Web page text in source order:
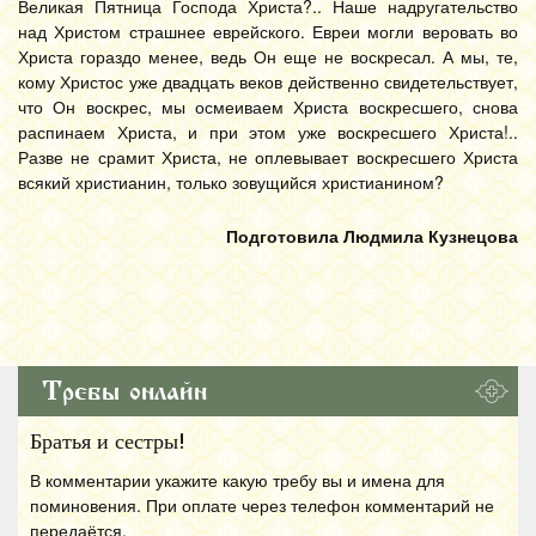
Великая Пятница Господа Христа?.. Наше надругательство
над Христом страшнее еврейского. Евреи могли веровать во
Христа гораздо менее, ведь Он еще не воскресал. А мы, те,
кому Христос уже двадцать веков действенно свидетельствует,
что Он воскрес, мы осмеиваем Христа воскресшего, снова
распинаем Христа, и при этом уже воскресшего Христа!..
Разве не срамит Христа, не оплевывает воскресшего Христа
всякий христианин, только зовущийся христианином?
Подготовила Людмила Кузнецова
Требы онлайн
Братья и сестры!
В комментарии укажите какую требу вы и имена для
поминовения. При оплате через телефон комментарий не
передаётся.